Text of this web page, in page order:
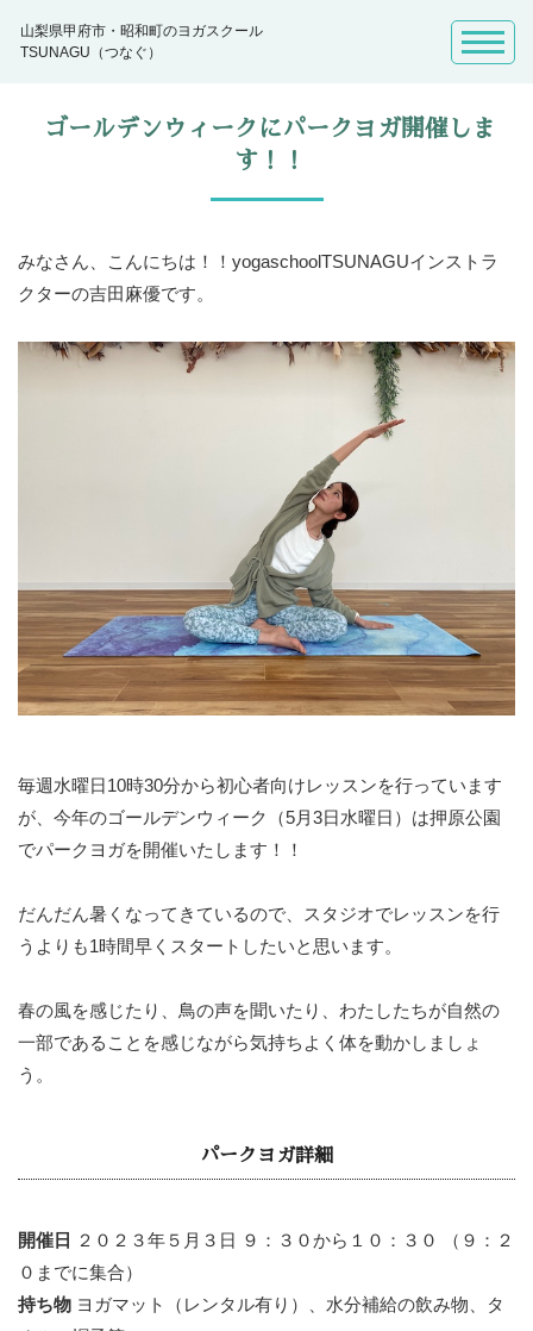
山梨県甲府市・昭和町のヨガスクール
TSUNAGU（つなぐ）
ゴールデンウィークにパークヨガ開催しま
す！！
みなさん、こんにちは！！yogaschoolTSUNAGUインストラ
クターの吉田麻優です。
毎週水曜日10時30分から初心者向けレッスンを行っています
が、今年のゴールデンウィーク（5月3日水曜日）は押原公園
でパークヨガを開催いたします！！
だんだん暑くなってきているので、スタジオでレッスンを行
うよりも1時間早くスタートしたいと思います。
春の風を感じたり、鳥の声を聞いたり、わたしたちが自然の
一部であることを感じながら気持ちよく体を動かしましょ
う。
パークヨガ詳細
開催日
２０２３年５月３日 ９：３０から１０：３０ （９：２
０までに集合）
持ち物 ヨガマット（レンタル有り）、水分補給の飲み物、タ